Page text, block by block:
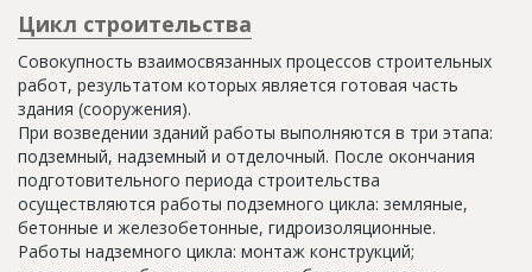
Цикл строительства
Совокупность взаимосвязанных процессов строительных
работ, результатом которых является готовая часть
здания (сооружения).
При возведении зданий работы выполняются в три этапа:
подземный, надземный и отделочный. После окончания
подготовительного периода строительства
осуществляются работы подземного цикла: земляные,
бетонные и железобетонные, гидроизоляционные.
Работы надземного цикла: монтаж конструкций;